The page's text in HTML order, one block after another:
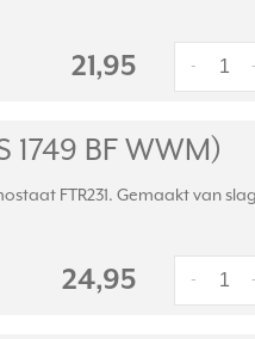
21,95 -
BF WWM)
FTR231. Gemaakt van
24,95 -